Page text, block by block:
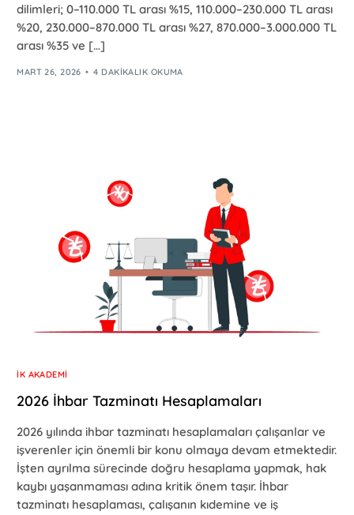
dilimleri; 0–110.000 TL arası %15, 110.000–230.000 TL arası
%20, 230.000–870.000 TL arası %27, 870.000–3.000.000 TL
arası %35 ve […]
MART 26, 2026 4 DAKIKALIK OKUMA
İK AKADEMI
2026 İhbar Tazminatı Hesaplamaları
2026 yılında ihbar tazminatı hesaplamaları çalışanlar ve
işverenler için önemli bir konu olmaya devam etmektedir.
İşten ayrılma sürecinde doğru hesaplama yapmak, hak
kaybı yaşanmaması adına kritik önem taşır. İhbar
tazminatı hesaplaması, çalışanın kıdemine ve iş